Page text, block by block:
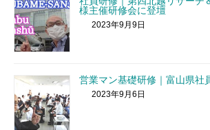
様主催研修会に登壇
2023年9月9日
営業マン基礎研修｜富山県社
2023年9月6日